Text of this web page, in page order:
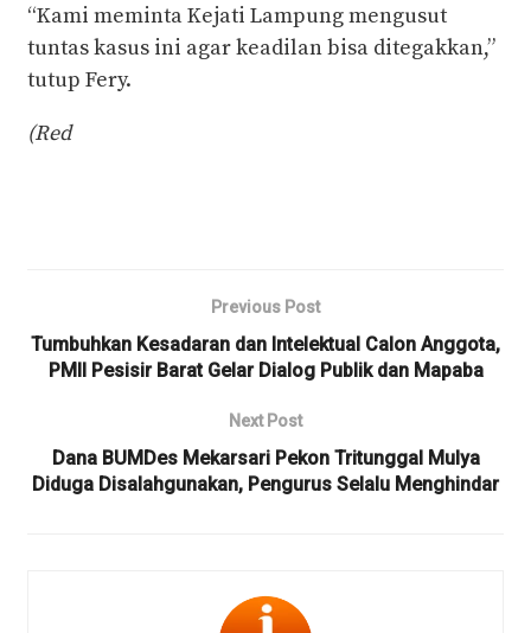
“Kami meminta Kejati Lampung mengusut
tuntas kasus ini agar keadilan bisa ditegakkan,”
tutup Fery.
(Red
Previous Post
Tumbuhkan Kesadaran dan Intelektual Calon Anggota,
PMII Pesisir Barat Gelar Dialog Publik dan Mapaba
Next Post
Dana BUMDes Mekarsari Pekon Tritunggal Mulya
Diduga Disalahgunakan, Pengurus Selalu Menghindar